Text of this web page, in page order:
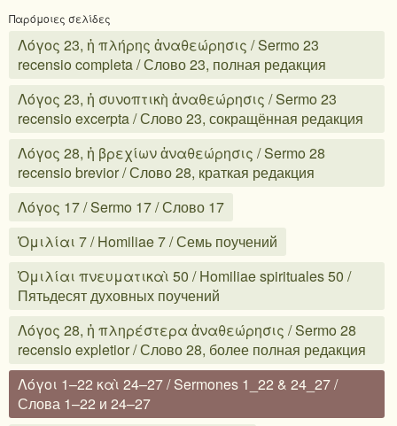
Παρόμοιες σελίδες
Λόγος 23, ἡ πλήρης ἀναθεώρησις / Sermo 23
recensio completa / Слово 23, полная редакция
Λόγος 23, ἡ συνοπτικὴ ἀναθεώρησις / Sermo 23
recensio excerpta / Слово 23, сокращённая редакция
Λόγος 28, ἡ βρεχίων ἀναθεώρησις / Sermo 28
recensio brevior / Слово 28, краткая редакция
Λόγος 17 / Sermo 17 / Слово 17
Ὁμιλίαι 7 / Homiliae 7 / Семь поучений
Ὁμιλίαι πνευματικαὶ 50 / Homiliae spirituales 50 /
Пятьдесят духовных поучений
Λόγος 28, ἡ πληρέστερα ἀναθεώρησις / Sermo 28
recensio expletior / Слово 28, более полная редакция
Λόγοι 1–22 καὶ 24–27 / Sermones 1_22 & 24_27 /
Слова 1–22 и 24–27